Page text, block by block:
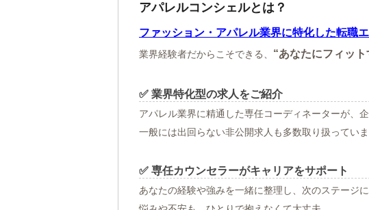
アパレルコンシェルとは？
ファッション・アパレル業界に特化した転職
業界経験者だからこそできる、 “あなたにフィット
✅ 業界特化型の求人をご紹介
アパレル業界に精通した専任コーディネーターが、企
一般には出回らない非公開求人も多数取り扱っていま
✅ 専任カウンセラーがキャリアをサポート
あなたの経験や強みを一緒に整理し、次のステージ